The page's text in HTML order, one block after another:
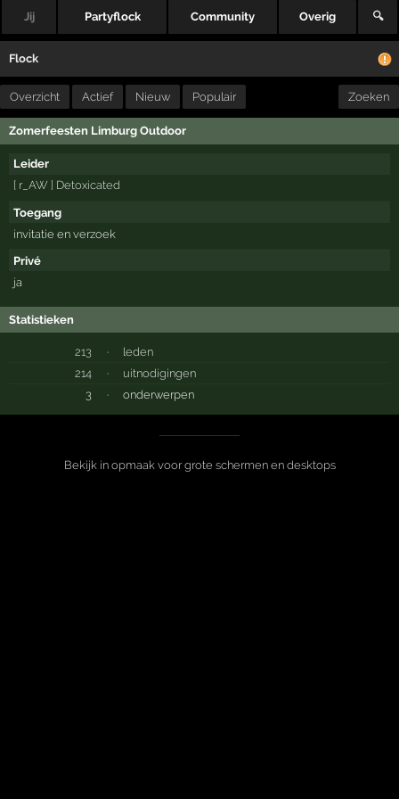
Jij Partyflock Community Overig 🔍
Flock
Overzicht Actief Nieuw Populair Zoeken
Zomerfeesten Limburg Outdoor
Leider
[ r_AW ] Detoxicated
Toegang
invitatie en verzoek
Privé
ja
Statistieken
213 ·
leden
214
·
uitnodigingen
3
· onderwerpen
Bekijk in opmaak voor grote schermen en desktops